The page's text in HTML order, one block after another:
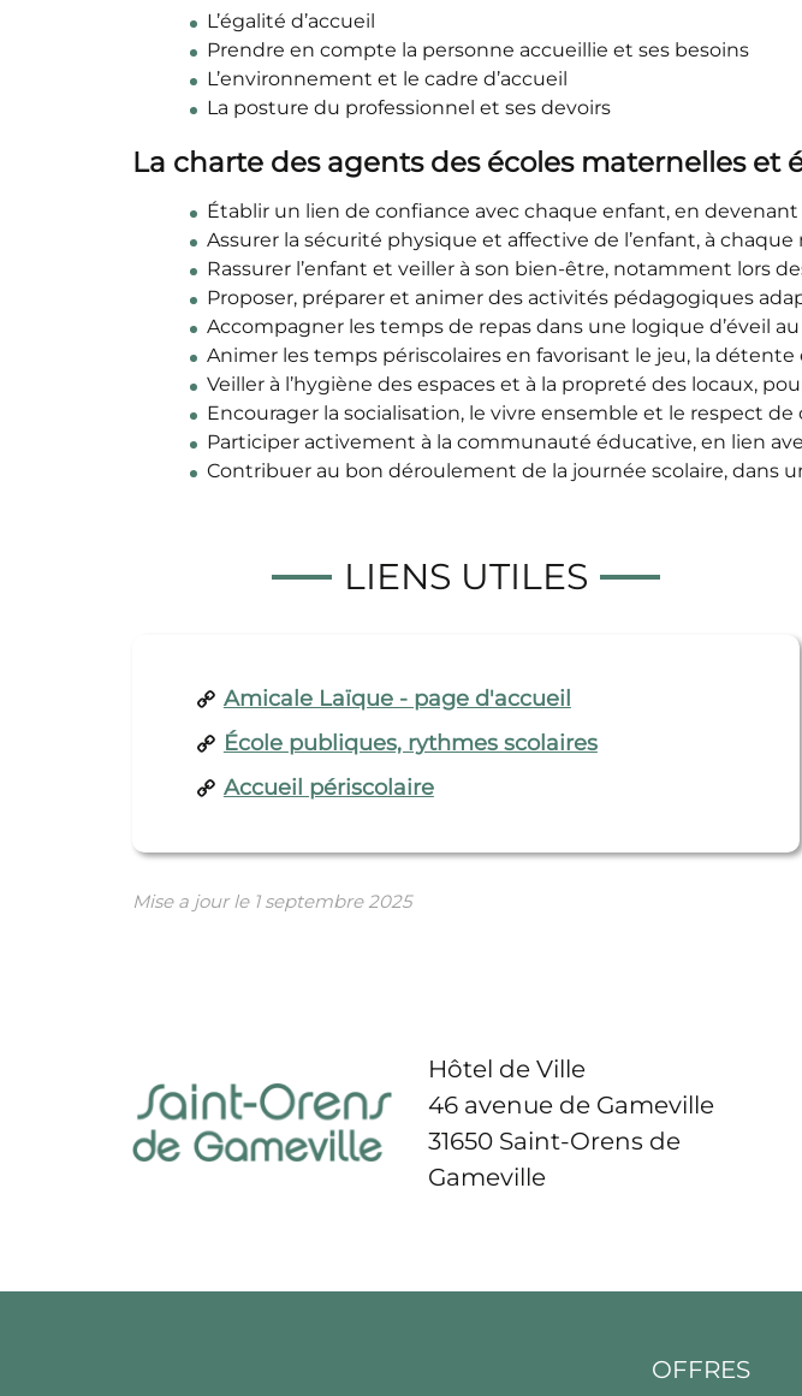
L’égalité d’accueil
Prendre en compte la personne accueillie et ses besoins
L’environnement et le cadre d’accueil
La posture du professionnel et ses devoirs
La charte des agents des écoles maternelles et
Établir un lien de confiance avec chaque enfant, en
Assurer la sécurité physique et affective de l’enfant, à
Rassurer l’enfant et veiller à son bien-être, notamment lors
Proposer, préparer et animer des activités pédagogiques
Accompagner les temps de repas dans une logique d’éveil
Animer les temps périscolaires en favorisant le jeu, la détente
Veiller à l’hygiène des espaces et à la propreté des locaux,
Encourager la socialisation, le vivre ensemble et le respect de
Participer activement à la communauté éducative, en lien
Contribuer au bon déroulement de la journée scolaire, dans
LIENS UTILES
Amicale Laïque - page d'accueil
École publiques, rythmes scolaires
Accueil périscolaire
Mise a jour le 1 septembre 2025
Hôtel de Ville
46 avenue de Gameville
31650 Saint-Orens de
Gameville
OFFRES